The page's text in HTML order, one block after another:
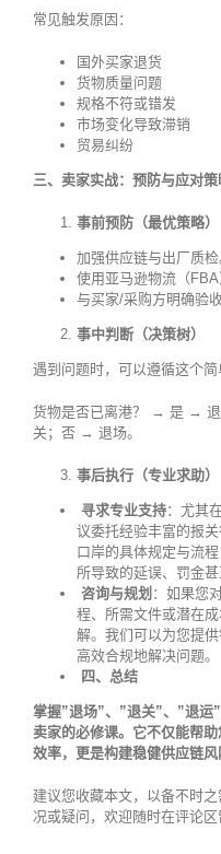
常见触发原因：
国外买家退货
货物质量问题
规格不符或错发
市场变化导致滞销
贸易纠纷
三、卖家实战：预防与应对策
事前预防（最优策略）
加强供应链与出厂质检
使用亚马逊物流（FBA
与买家/采购方明确验收
事中判断（决策树）
遇到问题时，可以遵循这个简
货物是否已离港？ → 是 →
关；否 → 退场。
事后执行（专业求助）
寻求专业支持：尤其
议委托经验丰富的报
口岸的具体规定与流
所导致的延误、罚金甚
咨询与规划 ：如果您
程、所需文件或潜在
解。我们可以为您提
高效合规地解决问题。
四、总结
掌握”退场”、”退关”、”退运
卖家的必修课。它不仅能帮
效率，更是构建稳健供应链风
建议您收藏本文，以备不时
况或疑问，欢迎随时在评论区